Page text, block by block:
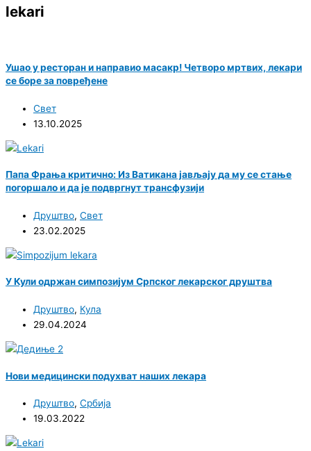
lekari
Ушао у ресторан и направио масакр! Четворо мртвих, лекари
се боре за повређене
Свет
13.10.2025
Папа Фрања критично: Из Ватикана јављају да му се стање
погоршало и да је подвргнут трансфузији
Друштво, Свет
23.02.2025
У Кули одржан симпозијум Српског лекарског друштва
Друштво, Кула
29.04.2024
Нови медицински подухват наших лекара
Друштво, Србија
19.03.2022